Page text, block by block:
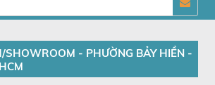
SHOWROOM - PHƯỜNG BẢY HIỀN -